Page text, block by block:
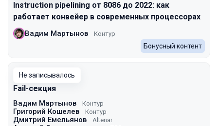
Instruction pipelining от 8086 до 2022: как
работает конвейер в современных процессорах
Вадим Мартынов Контур
Бонусный контент
Не записывалось
Fail-секция
Вадим Мартынов Контур
Григорий Кошелев Контур
Дмитрий Емельянов Altenar